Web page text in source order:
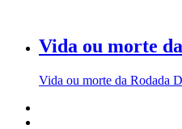
Vida ou morte
Vida ou morte da Rodada